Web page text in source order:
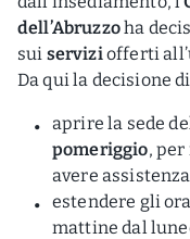
dell’Abruzzoha
sui serviziofferti
Da qui la decisione
aprire la sede
pomeriggio,
avere
estendere gli
mattine dal